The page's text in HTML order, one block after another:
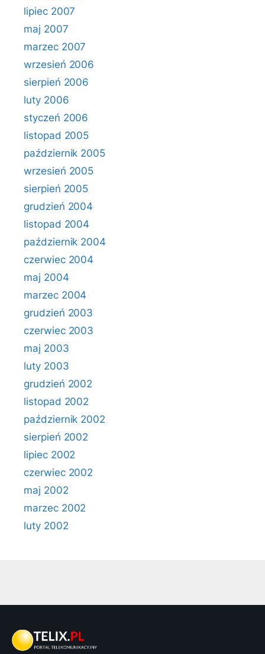
lipiec 2007
maj 2007
marzec 2007
wrzesień 2006
sierpień 2006
luty 2006
styczeń 2006
listopad 2005
październik 2005
wrzesień 2005
sierpień 2005
grudzień 2004
listopad 2004
październik 2004
czerwiec 2004
maj 2004
marzec 2004
grudzień 2003
czerwiec 2003
maj 2003
luty 2003
grudzień 2002
listopad 2002
październik 2002
sierpień 2002
lipiec 2002
czerwiec 2002
maj 2002
marzec 2002
luty 2002